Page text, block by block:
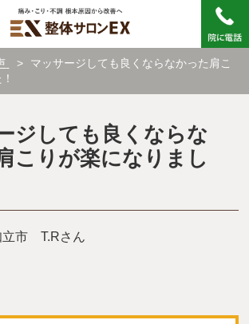
マッサージしても良くならなかった肩こ
ジしても良くならな
こりが楽になりまし
立市 T.Rさん